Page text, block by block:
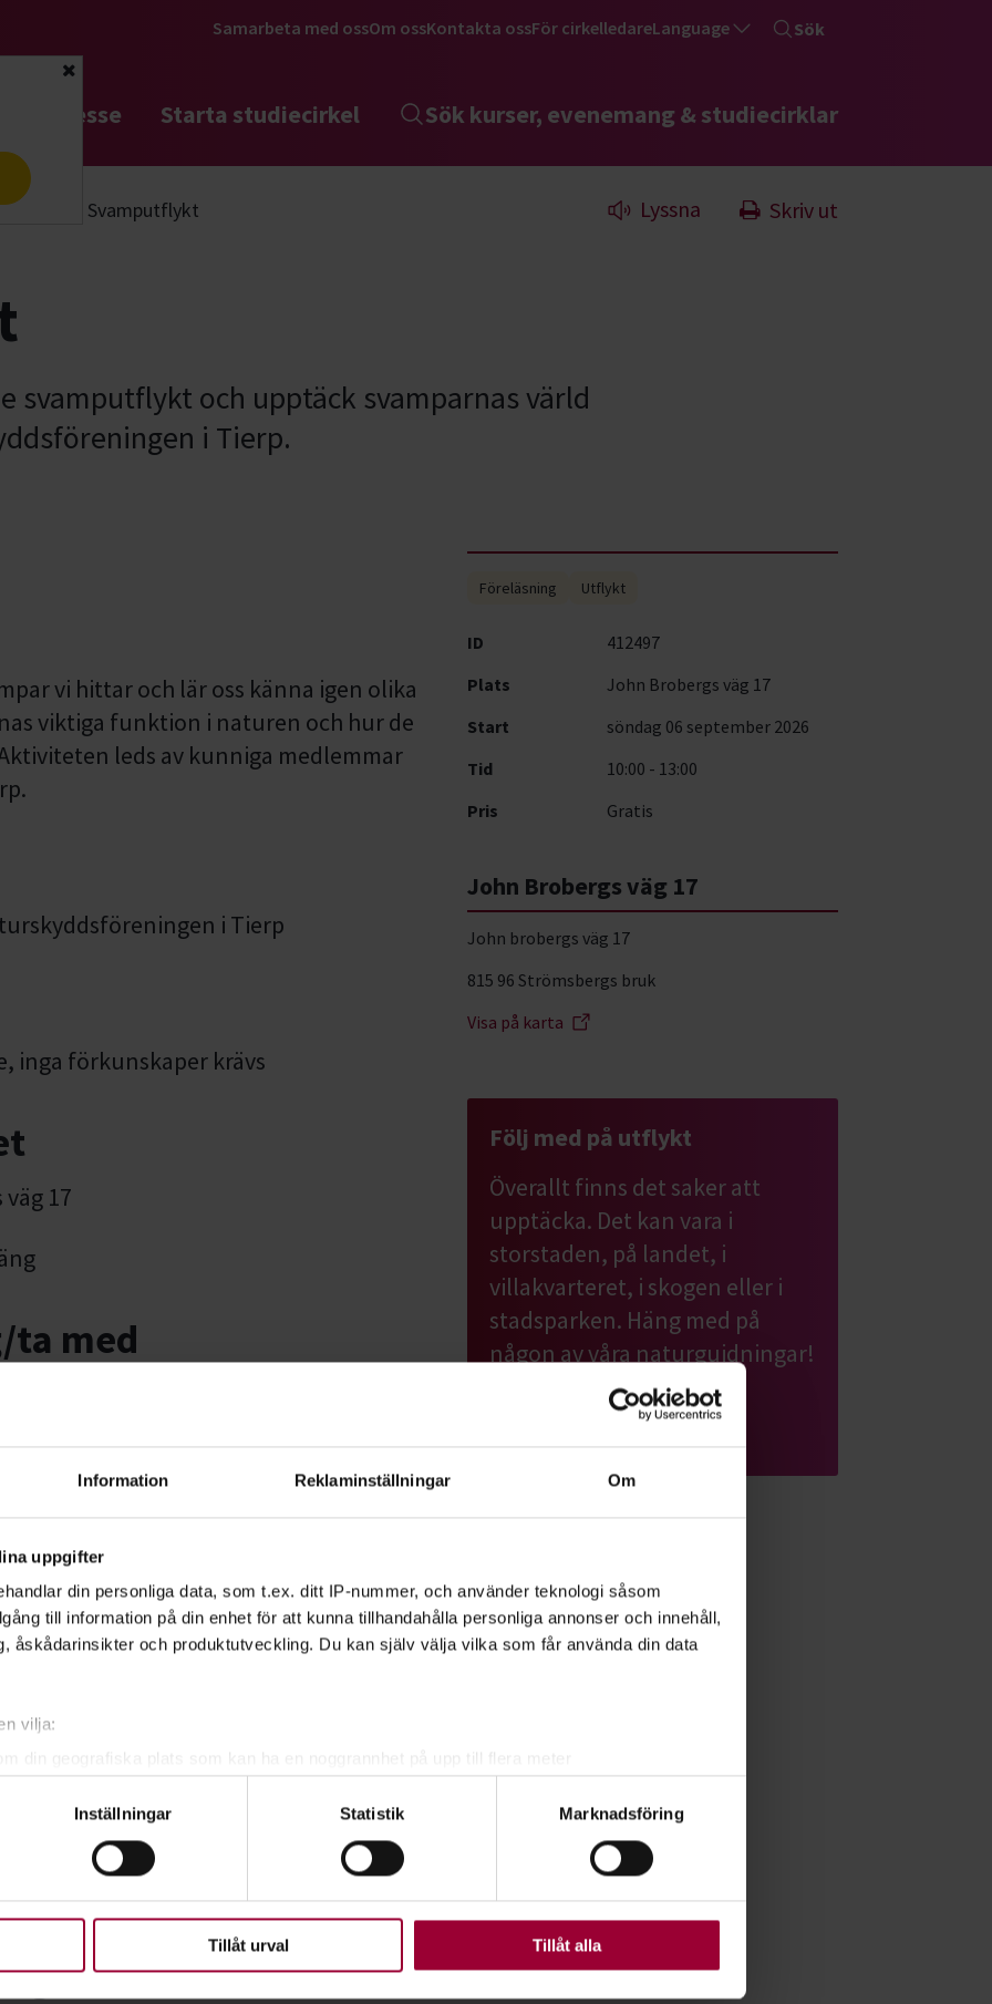
Information Reklaminställningar Om
uppgifter
din personliga data, som t.ex. ditt IP-nummer, och använder teknologi såsom
till information på din enhet för att kunna tillhandahålla personliga annonser och innehåll,
åskådarinsikter och produktutveckling. Du kan själv välja vilka som får använda din data
vilja:
uppgifter behandlas och ställ in dina preferenser i
detaljsektionen . Du kan ändra
när som helst från cookie-förklaringen.
som möjligt använder vi kakor (cookies) på vår webbplats. Vissa kakor är
Inställningar Statistik Marknadsföring
Tillåt urval Tillåt alla
Stäng
Samarbeta med ossOm ossKontakta ossFör cirkelledareLanguage Sök
intresse Starta studiecirkel Sök kurser, evenemang & studiecirklar
Svamputflykt Lyssna Skriv ut
svamputflykt och upptäck svamparnas värld
i Tierp.
vi hittar och lär oss känna igen olika
viktiga funktion i naturen och hur de
leds av kunniga medlemmar
i Tierp
inga förkunskaper krävs
17
med
skor
eller Telefon:
Naturskyddsföreningen i Tierp
Föreläsning Utflykt
ID
412497
Plats
John Brobergs väg 17
Start
söndag 06 september 2026
Tid
10:00 - 13:00
Pris
Gratis
John Brobergs väg 17
John brobergs väg 17
815 96 Strömsbergs bruk
Visa på karta
Följ med på utflykt
Överallt finns det saker att
upptäcka. Det kan vara i
storstaden, på landet, i
villakvarteret, i skogen eller i
stadsparken. Häng med på
någon av våra naturguidningar!
Läs mer om ämnet